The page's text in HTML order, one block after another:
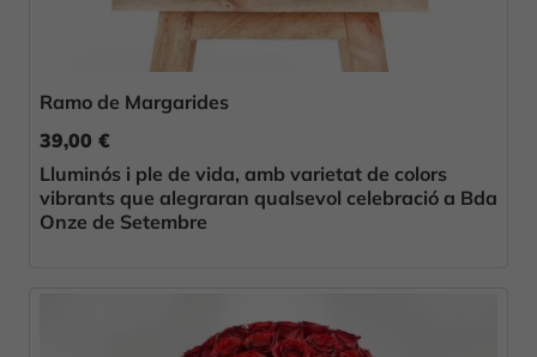
Ramo de Margarides
39,00 €
Lluminós i ple de vida, amb varietat de colors
vibrants que alegraran qualsevol celebració a Bda
Onze de Setembre